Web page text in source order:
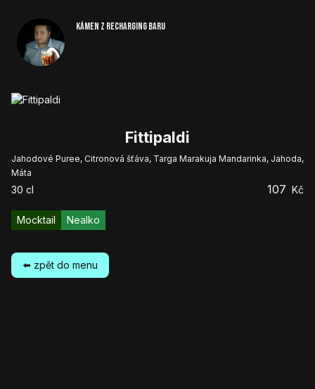
Kámen z Recharging baru
Fittipaldi
Jahodové Puree, Citronová šťáva, Targa Marakuja Mandarinka, Jahoda,
Máta
30 cl 107 Kč
Mocktail Nealko
⬅️ zpět do menu